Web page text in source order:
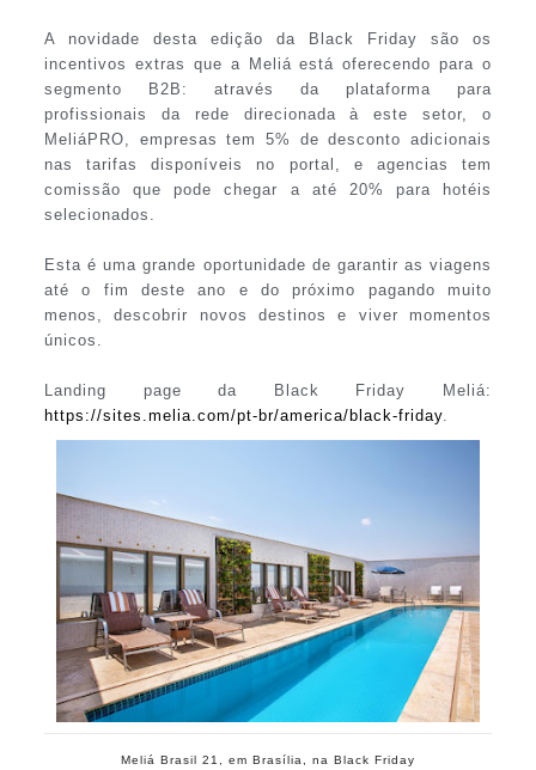
A novidade desta edição da Black Friday são os
incentivos extras que a Meliá está oferecendo para o
segmento B2B: através da plataforma para
profissionais da rede direcionada à este setor, o
MeliáPRO, empresas tem 5% de desconto adicionais
nas tarifas disponíveis no portal, e agencias tem
comissão que pode chegar a até 20% para hotéis
selecionados.
Esta é uma grande oportunidade de garantir as viagens
até o fim deste ano e do próximo pagando muito
menos, descobrir novos destinos e viver momentos
únicos.
Landing page da Black Friday Meliá:
https://sites.melia.com/pt-br/america/black-friday.
Meliá Brasil 21, em Brasília, na Black Friday